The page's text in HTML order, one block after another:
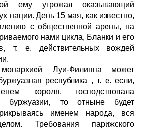
ему угрожал оказывающий
нации. День 15 мая, как известно,
с общественной арены, на
нами цикла, Бланки и его
т. е. действительных вождей
Луи-Филиппа может
республика , т. е. если,
короля, господствовала
буржуазии, то отныне будет
именем народа, вся
Требования парижского